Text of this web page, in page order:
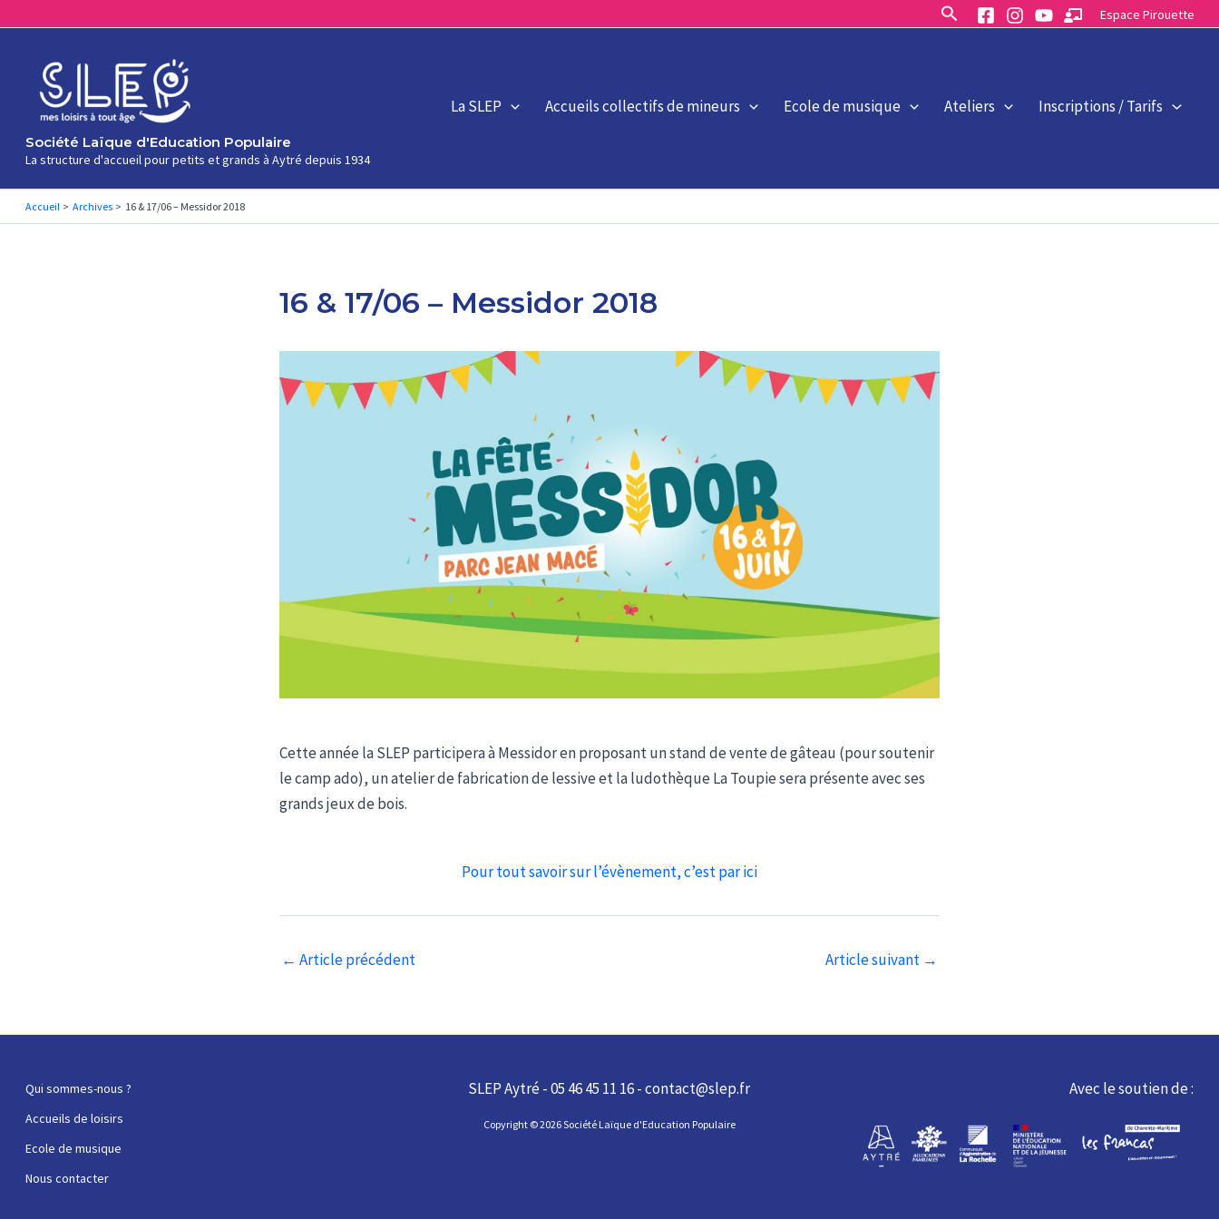
contenu
Rechercher Espace Pirouette
Société Laïque d'Education Populaire
La structure d'accueil pour petits et grands à Aytré depuis 1934
La SLEP Accueils collectifs de mineurs Ecole de musique Ateliers Inscriptions / Tarifs
Accueil Archives 16 & 17/06 – Messidor 2018
16 & 17/06 – Messidor 2018
Cette année la SLEP participera à Messidor en proposant un stand de vente de gâteau (pour soutenir
le camp ado), un atelier de fabrication de lessive et la ludothèque La Toupie sera présente avec ses
grands jeux de bois.
Pour tout savoir sur l’évènement, c’est par ici
Navigation
← Article précédent Article suivant →
Qui sommes-nous ?
Accueils de loisirs
Ecole de musique
Nous contacter
SLEP Aytré - 05 46 45 11 16 - contact@slep.fr
Copyright © 2026 Société Laïque d'Education Populaire
Avec le soutien de :